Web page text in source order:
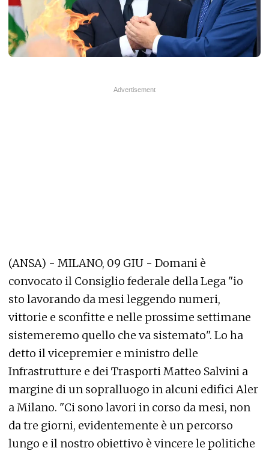
(ANSA) - MILANO, 09 GIU - Domani è
convocato il Consiglio federale della Lega "io
sto lavorando da mesi leggendo numeri,
vittorie e sconfitte e nelle prossime settimane
sistemeremo quello che va sistemato". Lo ha
detto il vicepremier e ministro delle
Infrastrutture e dei Trasporti Matteo Salvini a
margine di un sopralluogo in alcuni edifici Aler
a Milano. "Ci sono lavori in corso da mesi, non
da tre giorni, evidentemente è un percorso
lungo e il nostro obiettivo è vincere le politiche